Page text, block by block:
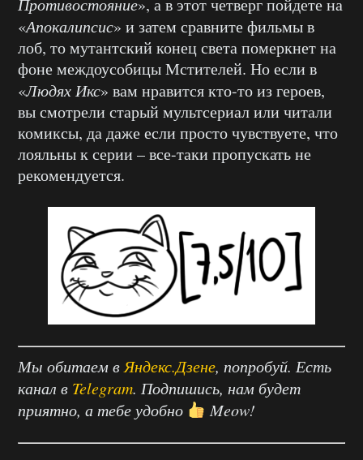
«Апокалипсис» и затем сравните фильмы в
лоб, то мутантский конец света померкнет на
фоне междоусобицы Мстителей. Но если в
«Людях Икс» вам нравится кто-то из героев,
вы смотрели старый мультсериал или читали
комиксы, да даже если просто чувствуете, что
лояльны к серии – все-таки пропускать не
рекомендуется.
Мы обитаем в Яндекс.Дзене, попробуй. Есть
канал в Telegram. Подпишись, нам будет
приятно, а тебе удобно
Meow!